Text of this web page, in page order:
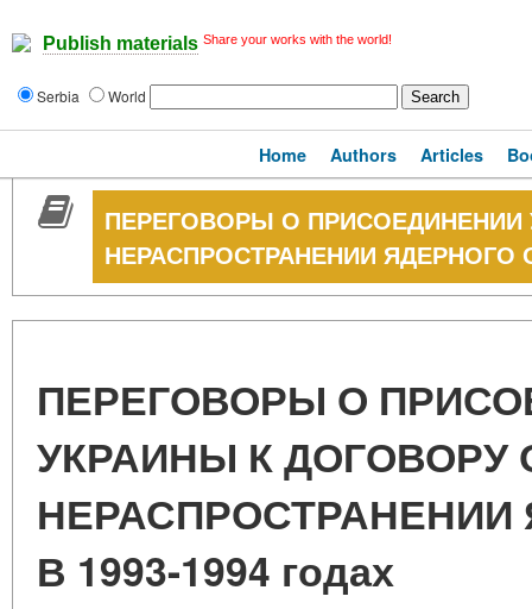
Publish materials Share your works with the world!
Serbia World
Home Authors Articles
ПЕРЕГОВОРЫ О
НЕРАСПРОСТРАНЕНИИ ЯДЕРНОГО
ПЕРЕГОВОРЫ О
УКРАИНЫ К ДОГОВОРУ
В 1993-1994 годах